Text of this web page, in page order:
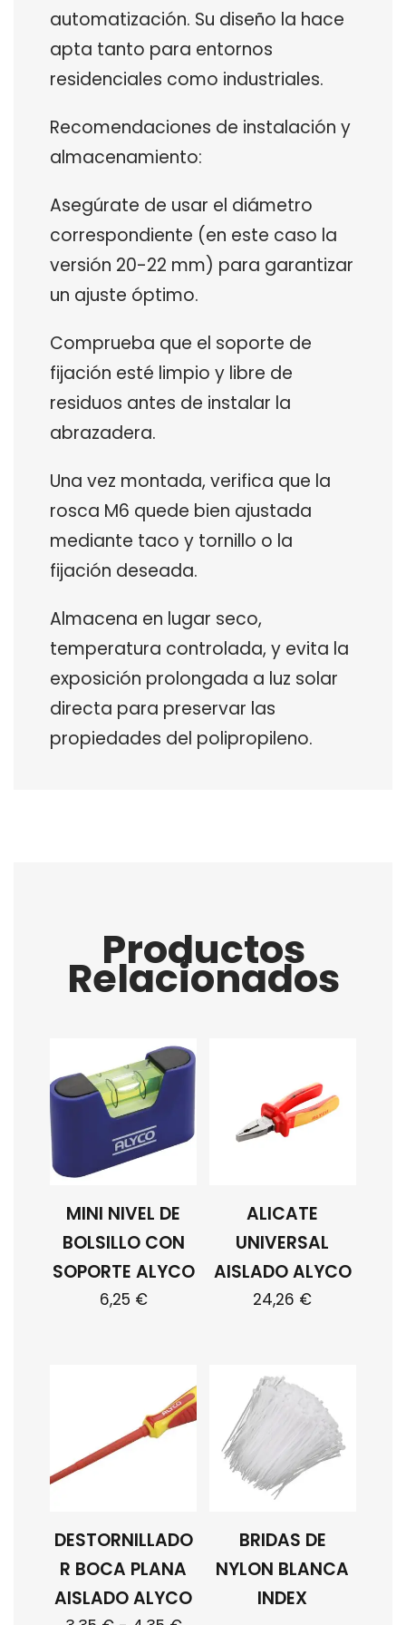
automatización. Su diseño la hace
apta tanto para entornos
residenciales como industriales.
Recomendaciones de instalación y
almacenamiento:
Asegúrate de usar el diámetro
correspondiente (en este caso la
versión 20-22 mm) para garantizar
un ajuste óptimo.
Comprueba que el soporte de
fijación esté limpio y libre de
residuos antes de instalar la
abrazadera.
Una vez montada, verifica que la
rosca M6 quede bien ajustada
mediante taco y tornillo o la
fijación deseada.
Almacena en lugar seco,
temperatura controlada, y evita la
exposición prolongada a luz solar
directa para preservar las
propiedades del polipropileno.
Productos
Relacionados
MINI NIVEL DE
BOLSILLO CON
SOPORTE ALYCO
6,25 €
ALICATE
UNIVERSAL
AISLADO ALYCO
24,26 €
DESTORNILLADO
R BOCA PLANA
AISLADO ALYCO
BRIDAS DE
NYLON BLANCA
INDEX